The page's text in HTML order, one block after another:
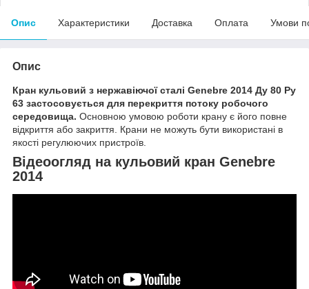
Опис Характеристики Доставка Оплата Умови
Опис
Кран кульовий з нержавіючої сталі Genebre 2014 Ду 80 Ру
63 застосовується для перекриття потоку робочого
середовища. Основною умовою роботи крану є його повне
відкриття або закриття. Крани не можуть бути використані в
якості регулюючих пристроїв.
Відеоогляд на кульовий кран Genebre
2014